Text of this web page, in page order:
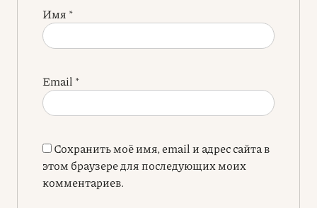
Имя *
Email *
Сохранить моё имя, email и адрес сайта в
этом браузере для последующих моих
комментариев.